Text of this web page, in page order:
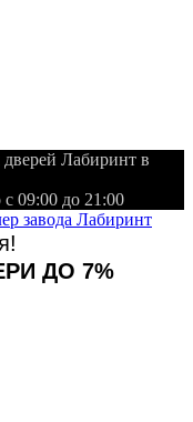
Лабиринт в
09:00 до 21:00
ДО 7%